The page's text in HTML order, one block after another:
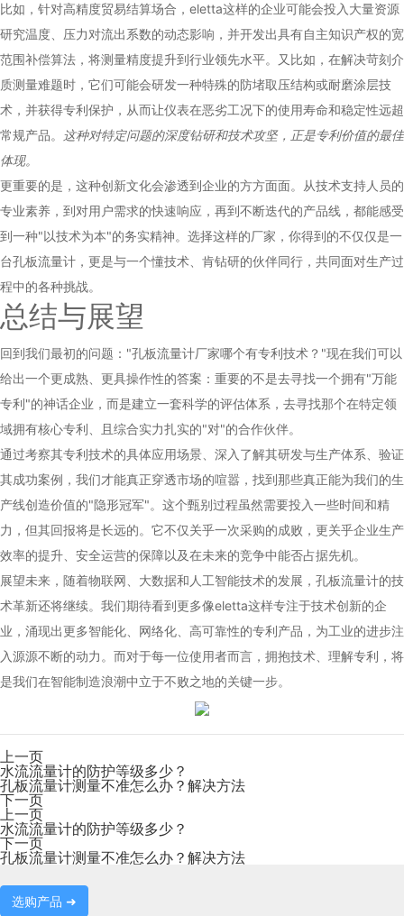
比如，针对高精度贸易结算场合，eletta这样的企业可能会投入大量资源
研究温度、压力对流出系数的动态影响，并开发出具有自主知识产权的宽
范围补偿算法，将测量精度提升到行业领先水平。又比如，在解决苛刻介
质测量难题时，它们可能会研发一种特殊的防堵取压结构或耐磨涂层技
术，并获得专利保护，从而让仪表在恶劣工况下的使用寿命和稳定性远超
常规产品。 这种对特定问题的深度钻研和技术攻坚，正是专利价值的最佳
体现。
更重要的是，这种创新文化会渗透到企业的方方面面。从技术支持人员的
专业素养，到对用户需求的快速响应，再到不断迭代的产品线，都能感受
到一种"以技术为本"的务实精神。选择这样的厂家，你得到的不仅仅是一
台孔板流量计，更是与一个懂技术、肯钻研的伙伴同行，共同面对生产过
程中的各种挑战。
总结与展望
回到我们最初的问题："孔板流量计厂家哪个有专利技术？"现在我们可以
给出一个更成熟、更具操作性的答案：重要的不是去寻找一个拥有"万能
专利"的神话企业，而是建立一套科学的评估体系，去寻找那个在特定领
域拥有核心专利、且综合实力扎实的"对"的合作伙伴。
通过考察其专利技术的具体应用场景、深入了解其研发与生产体系、验证
其成功案例，我们才能真正穿透市场的喧嚣，找到那些真正能为我们的生
产线创造价值的"隐形冠军"。这个甄别过程虽然需要投入一些时间和精
力，但其回报将是长远的。它不仅关乎一次采购的成败，更关乎企业生产
效率的提升、安全运营的保障以及在未来的竞争中能否占据先机。
展望未来，随着物联网、大数据和人工智能技术的发展，孔板流量计的技
术革新还将继续。我们期待看到更多像eletta这样专注于技术创新的企
业，涌现出更多智能化、网络化、高可靠性的专利产品，为工业的进步注
入源源不断的动力。而对于每一位使用者而言，拥抱技术、理解专利，将
是我们在智能制造浪潮中立于不败之地的关键一步。
上一页
水流流量计的防护等级多少？
孔板流量计测量不准怎么办？解决方法
下一页
上一页
水流流量计的防护等级多少？
下一页
孔板流量计测量不准怎么办？解决方法
选购产品 ➜